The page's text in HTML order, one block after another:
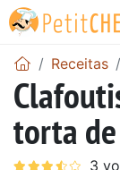
Receitas
torta